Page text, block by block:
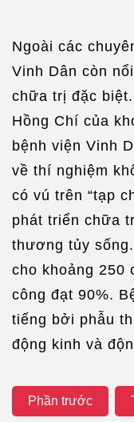
Ngoài các
Vinh Dân còn
chữa trị đặc
Hồng Chí của
bệnh viện Vinh
về thí nghiệm
có vú trên “tạp
phát triển chữa
thương tủy
cho khoảng 250
công đạt 90%.
tiếng bởi phẫu
động kinh và
Phần trước